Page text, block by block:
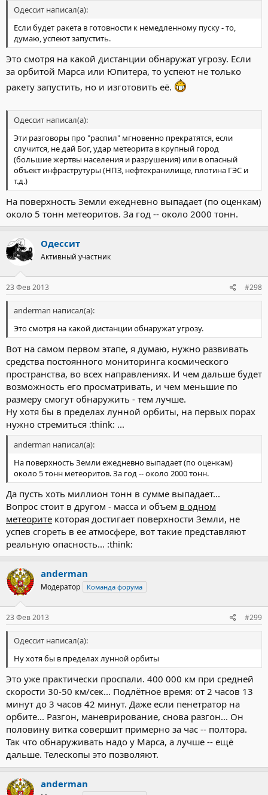
Одессит написал(а):
Если будет ракета в готовности к немедленному пуску - то,
думаю, успеют запустить.
Это смотря на какой дистанции обнаружат угрозу. Если
за орбитой Марса или Юпитера, то успеют не только
ракету запустить, но и изготовить её.
Одессит написал(а):
Эти разговоры про "распил" мгновенно прекратятся, если
случится, не дай Бог, удар метеорита в крупный город
(большие жертвы населения и разрушения) или в опасный
объект инфраструтуры (НПЗ, нефтехранилище, плотина ГЭС и
т.д.)
На поверхность Земли ежедневно выпадает (по оценкам)
около 5 тонн метеоритов. За год -- около 2000 тонн.
Одессит
Активный участник
23 Фев 2013 #298
anderman написал(а):
Это смотря на какой дистанции обнаружат угрозу.
Вот на самом первом этапе, я думаю, нужно развивать
средства постоянного мониторинга космического
пространства, во всех направлениях. И чем дальше будет
возможность его просматривать, и чем меньшие по
размеру смогут обнаружить - тем лучше.
Ну хотя бы в пределах лунной орбиты, на первых порах
нужно стремиться :think: ...
anderman написал(а):
На поверхность Земли ежедневно выпадает (по оценкам)
около 5 тонн метеоритов. За год -- около 2000 тонн.
Да пусть хоть миллион тонн в сумме выпадает...
Вопрос стоит в другом - масса и объем в одном
метеорите которая достигает поверхности Земли, не
успев сгореть в ее атмосфере, вот такие представляют
реальную опасность... :think:
anderman
Модератор Команда форума
23 Фев 2013 #299
Одессит написал(а):
Ну хотя бы в пределах лунной орбиты
Это уже практически проспали. 400 000 км при средней
скорости 30-50 км/сек... Подлётное время: от 2 часов 13
минут до 3 часов 42 минут. Даже если пенетратор на
орбите... Разгон, маневрирование, снова разгон... Он
половину витка совершит примерно за час -- полтора.
Так что обнаруживать надо у Марса, а лучше -- ещё
дальше. Телескопы это позволяют.
anderman